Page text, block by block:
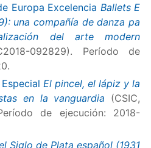
Europa Excelencia Ballets E
una compañía de danza pa
del arte modern
092829). Período de
El pincel, el lápiz y la
en la vanguardia (CSIC,
de ejecución: 2018-
Siglo de Plata español (1931